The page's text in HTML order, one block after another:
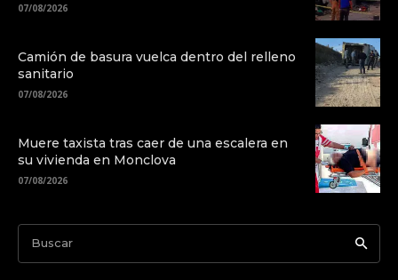
07/08/2026
Camión de basura vuelca dentro del relleno
sanitario
07/08/2026
Muere taxista tras caer de una escalera en
su vivienda en Monclova
07/08/2026
Buscar